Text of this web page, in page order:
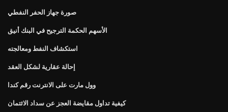
صورة جهاز الحفر النفطي
الأسهم الحكمة الترجيح في البنك أنيق
استكشاف النفط ومعالجته
إحالة عقارية لشكل العقد
وول مارت على الانترنت رقم كندا
كيفية تداول مقايضة العجز عن سداد الائتمان